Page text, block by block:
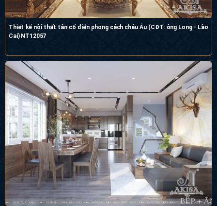
Thiết kế nội thất tân cổ điển phong cách châu Âu (CĐT: ông Long - Lào
Cai) NT12057